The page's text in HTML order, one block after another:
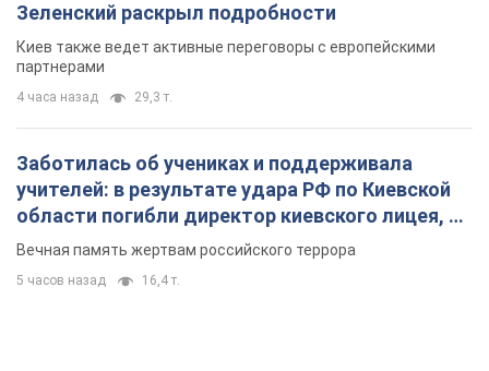
Зеленский раскрыл подробности
Киев также ведет активные переговоры с европейскими
партнерами
4 часа назад 29,3 т.
Заботилась об учениках и поддерживала
учителей: в результате удара РФ по Киевской
области погибли директор киевского лицея, её
муж и внук
Вечная память жертвам российского террора
5 часов назад 16,4 т.